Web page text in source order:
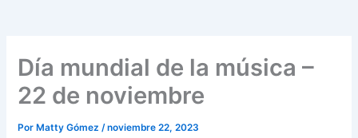
Día mundial de la música –
22 de noviembre
PorMatty Gómez/noviembre 22, 2023